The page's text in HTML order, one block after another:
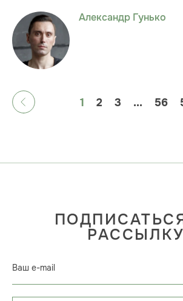
Александр Гунько
1 2 3 ... 56
РАССЫЛКУ
Ваш e-mail